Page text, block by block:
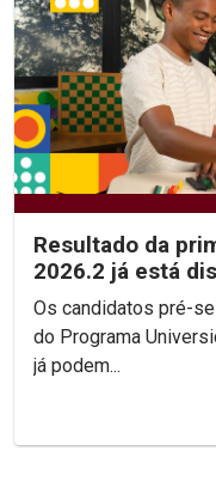
Resultado da
2026.2 já está
enviar...
Os candidatos pré-
do Programa
já podem...